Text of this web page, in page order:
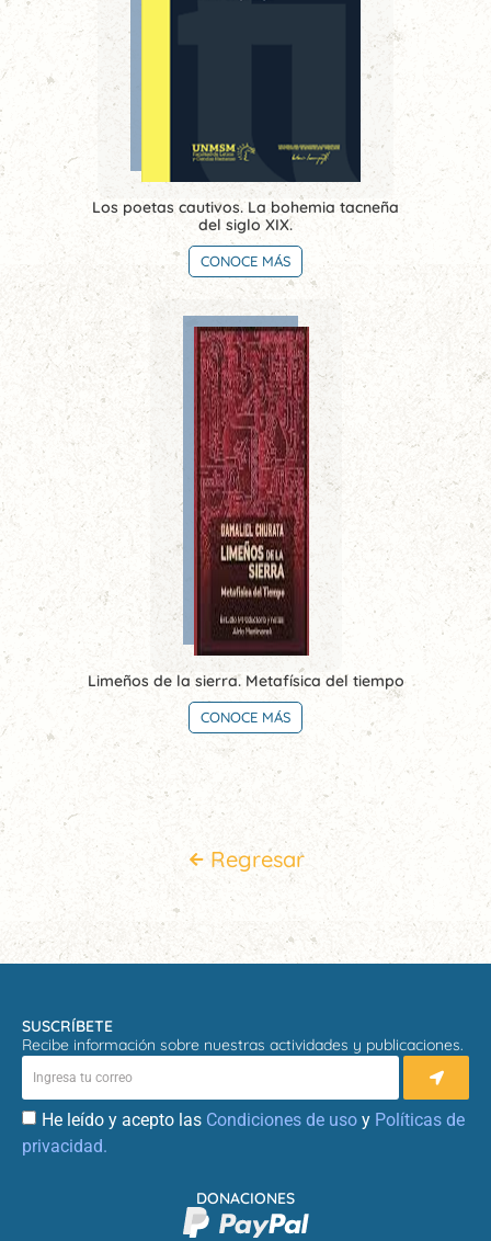
Los poetas cautivos. La bohemia tacneña
del siglo XIX.
CONOCE MÁS
Limeños de la sierra. Metafísica del tiempo
CONOCE MÁS
Regresar
SUSCRÍBETE
Recibe información sobre nuestras actividades y publicaciones.
He leído y acepto las Condiciones de uso y Políticas de
privacidad.
DONACIONES